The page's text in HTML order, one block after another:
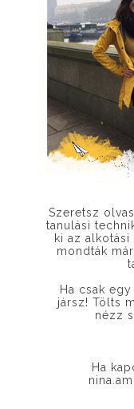
Szeretsz
tanulási
ki az alkotási
mondták
Ha csak
jársz! Tölts
nézz
Ha